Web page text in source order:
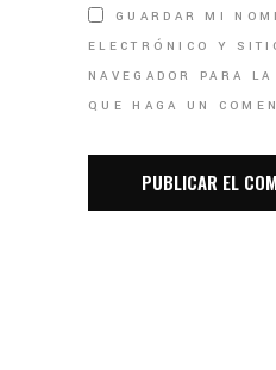
GUARDAR MI
ELECTRÓNICO Y
NAVEGADOR PARA
QUE HAGA UN